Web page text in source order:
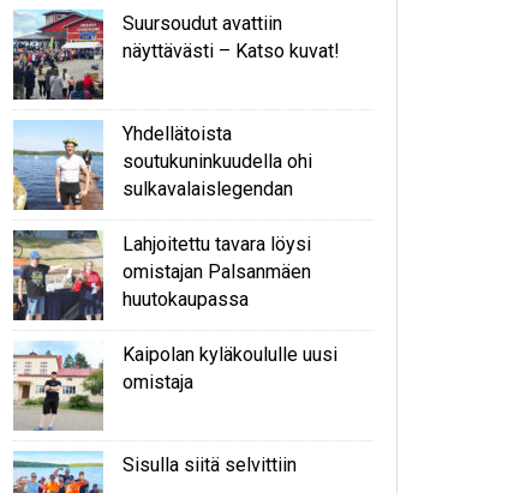
Suursoudut avattiin
näyttävästi – Katso kuvat!
Yhdellätoista
soutukuninkuudella ohi
sulkavalaislegendan
Lahjoitettu tavara löysi
omistajan Palsanmäen
huutokaupassa
Kaipolan kyläkoululle uusi
omistaja
Sisulla siitä selvittiin